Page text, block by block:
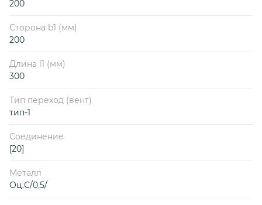
200
Сторона b1 (мм)
200
Длина l1 (мм)
300
Тип переход (вент)
тип-1
Соединение
[20]
Металл
Оц.С/0,5/